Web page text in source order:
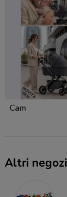
Cam
Altri